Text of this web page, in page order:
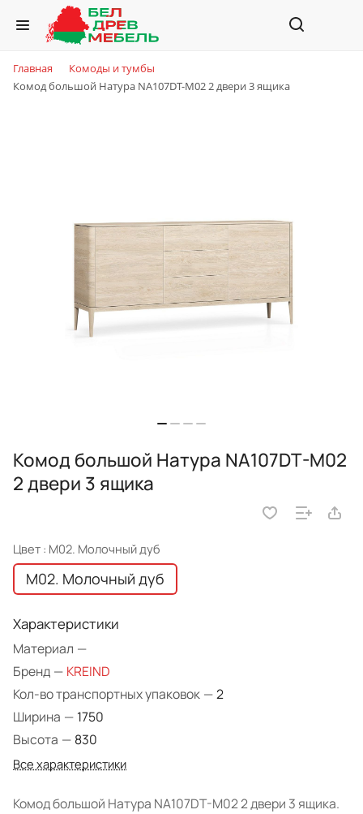
Главная
Комоды и тумбы
Комод большой Натура NA107DT-M02 2 двери 3 ящика
Комод большой Натура NA107DT-M02
2 двери 3 ящика
Цвет : M02. Молочный дуб
M02. Молочный дуб
Характеристики
Материал —
Бренд — KREIND
Кол-во транспортных упаковок —2
Ширина — 1750
Высота — 830
Все характеристики
Комод большой Натура NA107DT-M02 2 двери 3 ящика.